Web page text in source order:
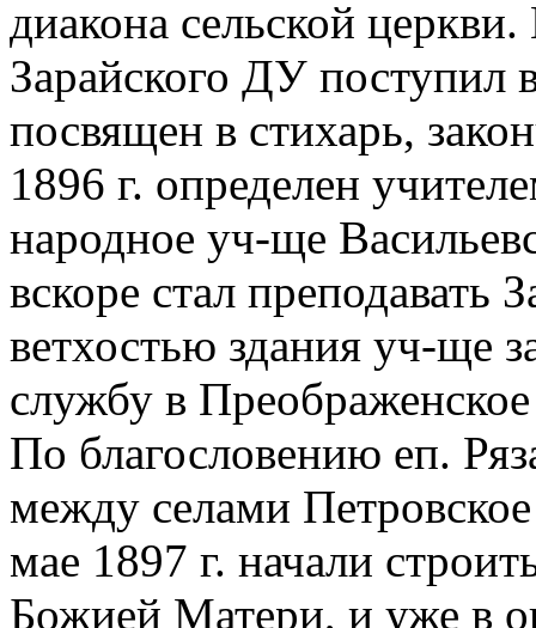
диакона сельской
Зарайского ДУ поступил
посвящен в стихарь,
1896 г. определен
народное уч-ще
вскоре стал преподавать
ветхостью здания уч-ще
службу в
По благословению еп.
между селами
мае 1897 г. начали
Божией Матери, и уже в